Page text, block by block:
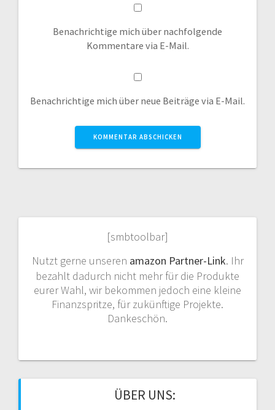
Benachrichtige mich über nachfolgende
Kommentare via E-Mail.
Benachrichtige mich über neue Beiträge via E-Mail.
[smbtoolbar]
Nutzt gerne unseren amazon Partner-Link. Ihr
bezahlt dadurch nicht mehr für die Produkte
eurer Wahl, wir bekommen jedoch eine kleine
Finanzspritze, für zukünftige Projekte.
Dankeschön.
ÜBER UNS: